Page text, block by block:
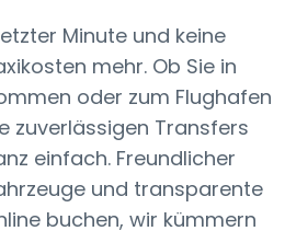
Minute und keine
mehr. Ob Sie in
oder zum Flughafen
zuverlässigen Transfers
einfach. Freundlicher
und transparente
buchen, wir kümmern